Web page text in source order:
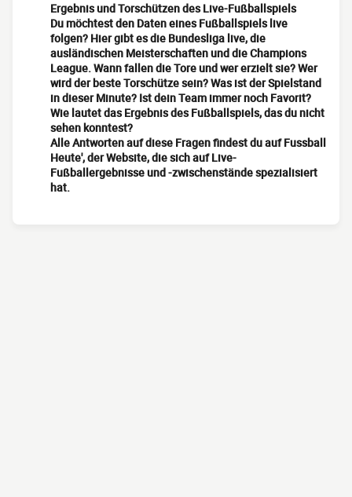
Ergebnis und Torschützen des Live-Fußballspiels
Du möchtest den Daten eines Fußballspiels live
folgen? Hier gibt es die Bundesliga live, die
ausländischen Meisterschaften und die Champions
League. Wann fallen die Tore und wer erzielt sie? Wer
wird der beste Torschütze sein? Was ist der Spielstand
in dieser Minute? Ist dein Team immer noch Favorit?
Wie lautet das Ergebnis des Fußballspiels, das du nicht
sehen konntest?
Alle Antworten auf diese Fragen findest du auf Fussball
Heute', der Website, die sich auf Live-
Fußballergebnisse und -zwischenstände spezialisiert
hat.